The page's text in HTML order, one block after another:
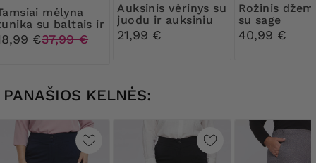
su baltais ir
lapais
€37,99 €
Auksinis vėrinys su
juodu ir auksiniu
pakabuku
21,99 €
Rožinis džemperis
su sage
40,99 €
PANAŠIOS KELNĖS: